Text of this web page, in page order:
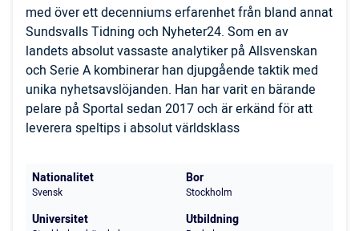
med över ett decenniums erfarenhet från bland annat
Sundsvalls Tidning och Nyheter24. Som en av
landets absolut vassaste analytiker på Allsvenskan
och Serie A kombinerar han djupgående taktik med
unika nyhetsavslöjanden. Han har varit en bärande
pelare på Sportal sedan 2017 och är erkänd för att
leverera speltips i absolut världsklass
Nationalitet
Svensk
Bor
Stockholm
Universitet Utbildning